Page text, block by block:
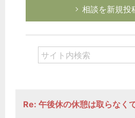
相談を新規投
Re: 午後休の休憩は取らなく